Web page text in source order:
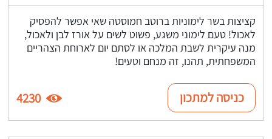
קציצות בשר לימוניות ברוטב חמוסטה שאי אפשר להפסיק
לאכול! טעם לימוני משגע, פשוט לשים על אורז לבן ולאכול,
מנה עיקרית לשבת המלכה או לסתם יום לארוחת הצהריים
המשפחתית, תהנו, זה מנחם וטעים!
כניסה למתכון 4230